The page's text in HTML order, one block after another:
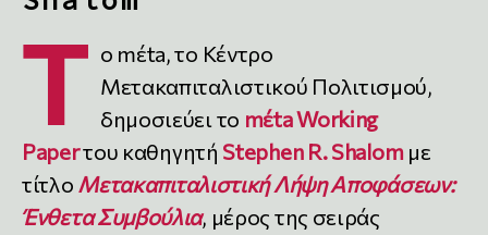
Τ ο mέta, το Κέντρο
Μετακαπιταλιστικού Πολιτισμού,
δημοσιεύει το mέta Working
Paperτου καθηγητή Stephen R. Shalomμε
τίτλο Μετακαπιταλιστική Λήψη Αποφάσεων:
Ένθετα Συμβούλια, μέρος της σειράς